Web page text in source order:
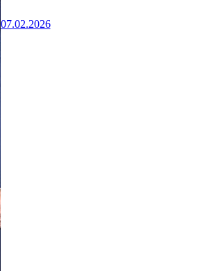
07.02.2026